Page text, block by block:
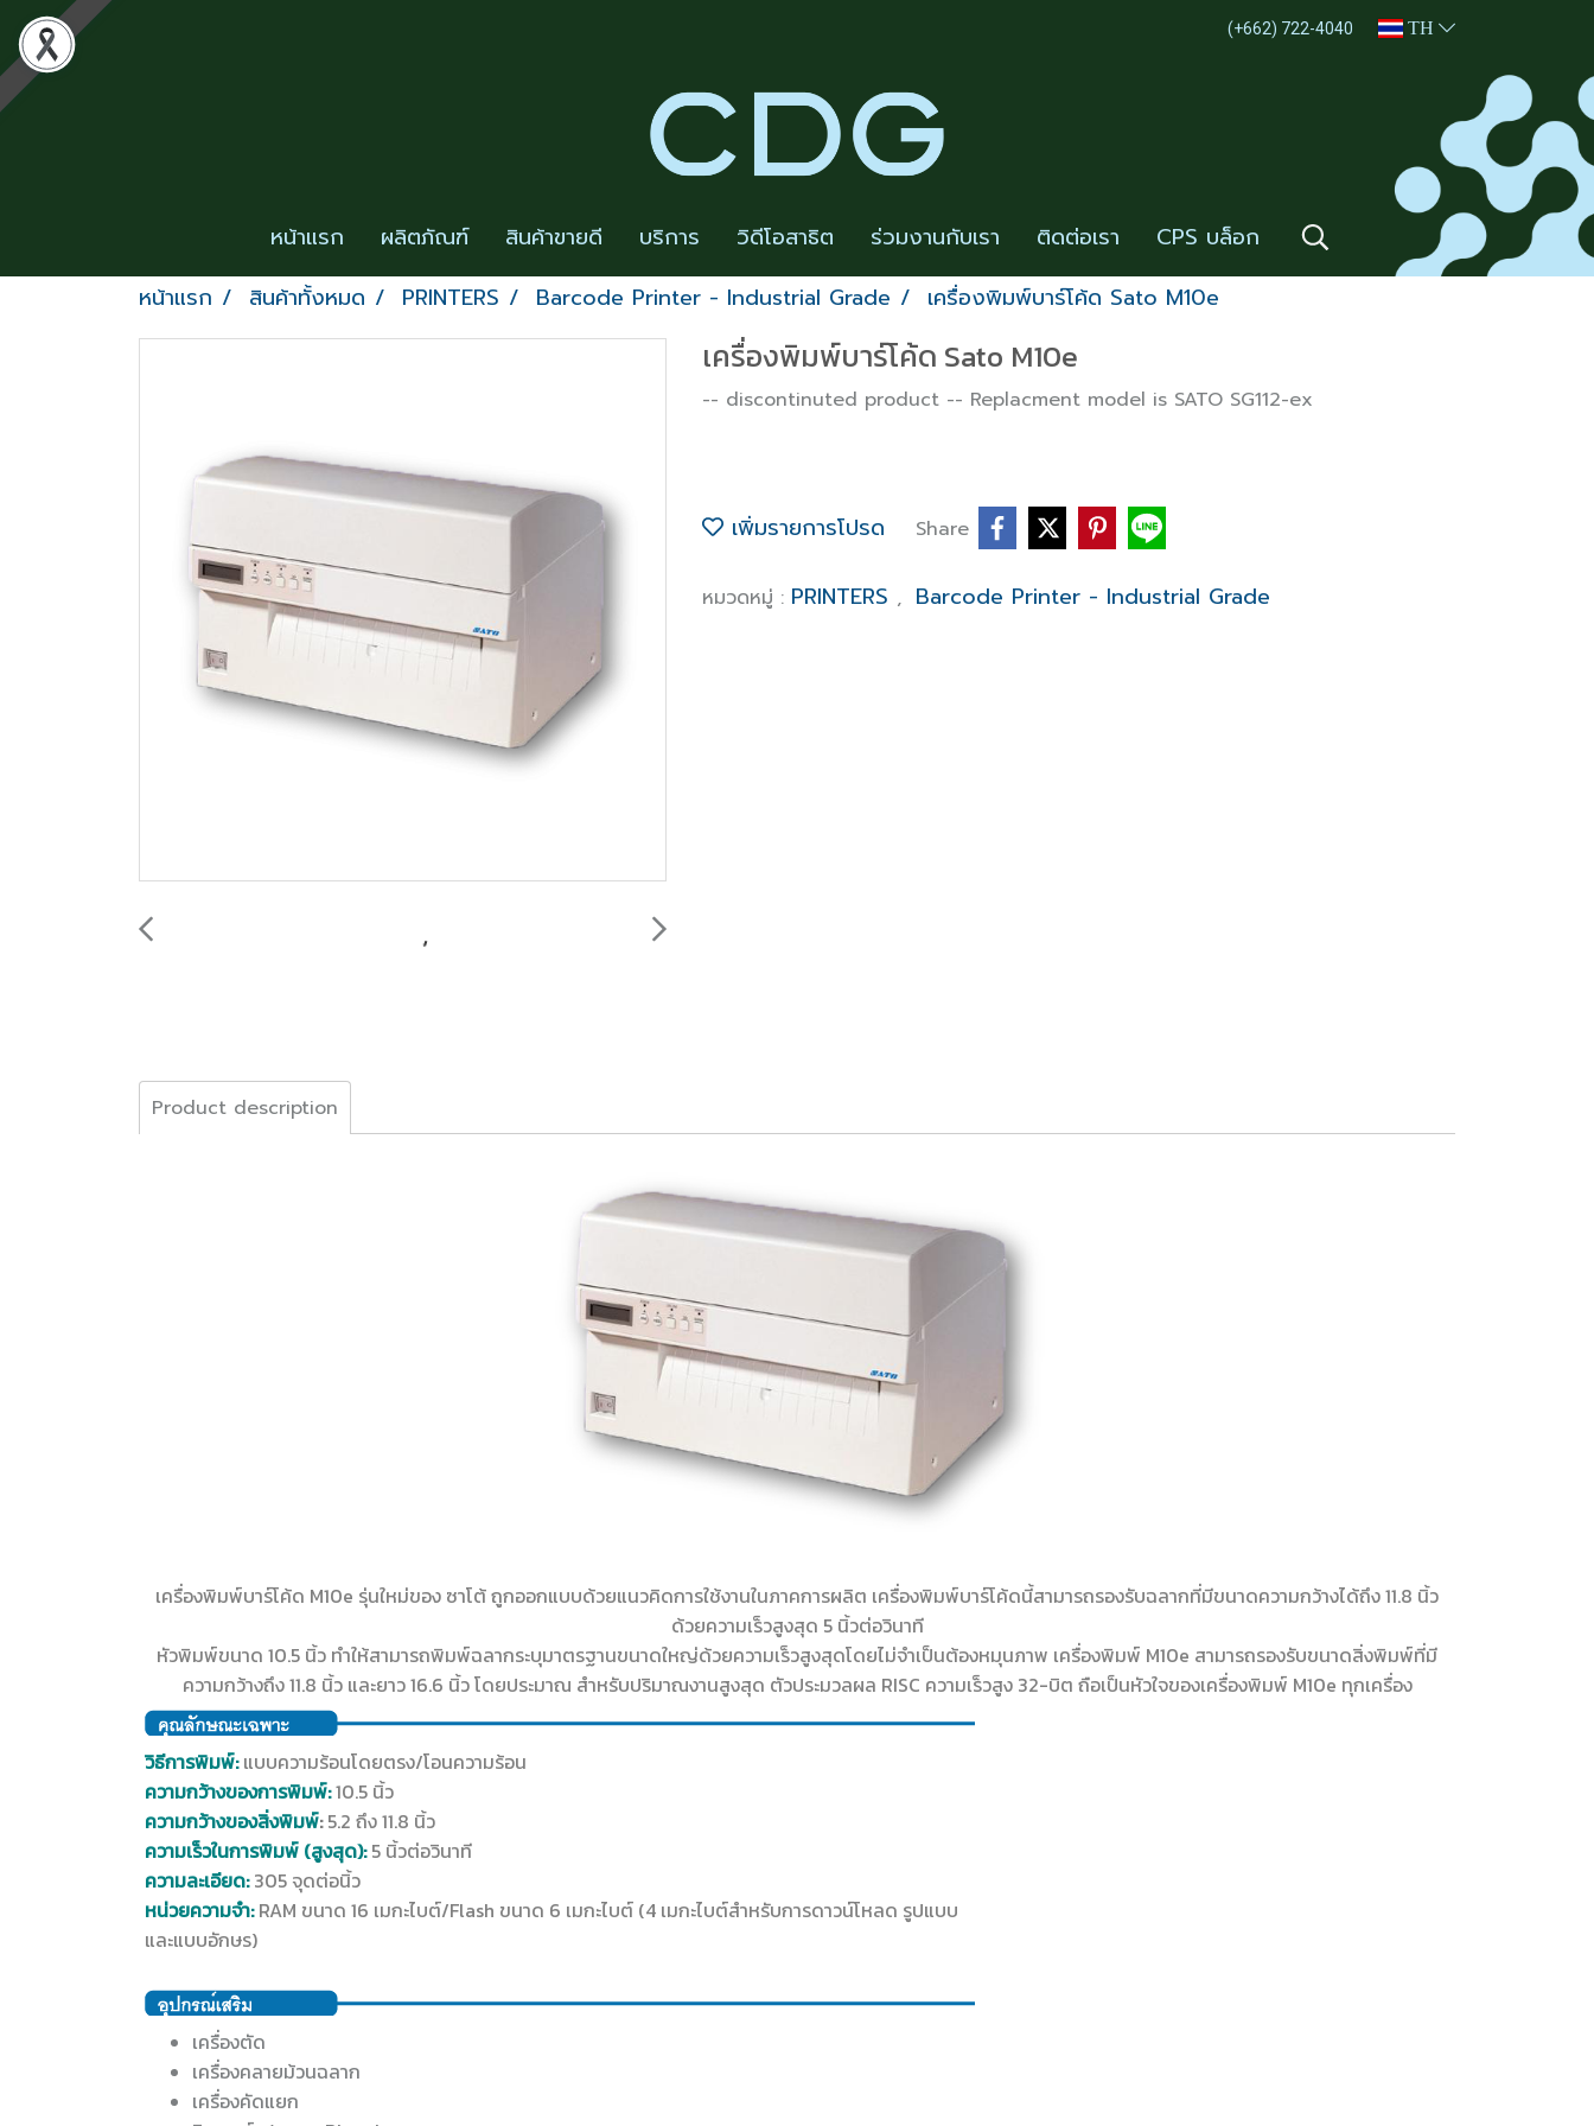
(+662) 722-4040 TH
หน้าแรก ผลิตภัณฑ์ สินค้าขายดี บริการ วิดีโอสาธิต ร่วมงานกับเรา ติดต่อเรา
CPS บล็อก
หน้าแรก
สินค้าทั้งหมด PRINTERS Barcode Printer - Industrial Grade เครื่องพิมพ์บาร์โค้ด Sato M10e
เครื่องพิมพ์บาร์โค้ด Sato M10e
-- discontinuted product -- Replacment model is SATO SG112-ex
เพิ่มรายการโปรด Share
หมวดหมู่ : PRINTERS , Barcode Printer - Industrial Grade
Product description
เครื่องพิมพ์บาร์โค้ด M10e รุ่นใหม่ของ ซาโต้ ถูกออกแบบด้วยแนวคิดการใช้งานในภาคการผลิต เครื่องพิมพ์บาร์โค้ดนี้สามารถรองรับฉลากที่มีขนาดความกว้างได้ถึง 11.8 นิ้ว
ด้วยความเร็วสูงสุด 5 นิ้วต่อวินาที
หัวพิมพ์ขนาด 10.5 นิ้ว ทำให้สามารถพิมพ์ฉลากระบุมาตรฐานขนาดใหญ่ด้วยความเร็วสูงสุดโดยไม่จำเป็นต้องหมุนภาพ เครื่องพิมพ์ M10e สามารถรองรับขนาดสิ่งพิมพ์ที่มี
ความกว้างถึง 11.8 นิ้ว และยาว 16.6 นิ้ว โดยประมาณ สำหรับปริมาณงานสูงสุด ตัวประมวลผล RISC ความเร็วสูง 32-บิต ถือเป็นหัวใจของเครื่องพิมพ์ M10e ทุกเครื่อง
วิธีการพิมพ์: แบบความร้อนโดยตรง/โอนความร้อน
ความกว้างของการพิมพ์:10.5 นิ้ว
ความกว้างของสิ่งพิมพ์:5.2 ถึง 11.8 นิ้ว
ความเร็วในการพิมพ์ (สูงสุด): 5 นิ้วต่อวินาที
ความละเอียด:305 จุดต่อนิ้ว
หน่วยความจำ: RAM ขนาด 16 เมกะไบต์/Flash ขนาด 6 เมกะไบต์ (4 เมกะไบต์สำหรับการดาวน์โหลด รูปแบบ
และแบบอักษร)
เครื่องตัด
เครื่องคลายม้วนฉลาก
เครื่องคัดแยก